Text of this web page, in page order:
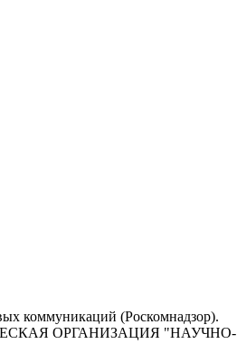
коммуникаций (Роскомнадзор).
ОРГАНИЗАЦИЯ "НАУЧНО-